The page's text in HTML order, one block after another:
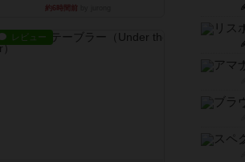
約6時間前
レビュー